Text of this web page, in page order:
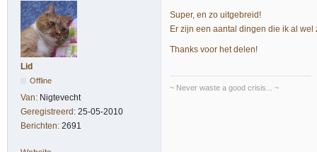
Lid
Offline
Van: Nigtevecht
Geregistreerd: 25-05-2010
Berichten: 2691
Super, en zo uitgebreid!
Er zijn een aantal dingen die ik al
Thanks voor het delen!
~ Never waste a good crisis... ~